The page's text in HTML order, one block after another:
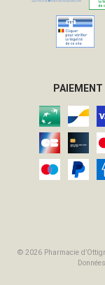
PAIEMENT
© 2026 Pharmacie